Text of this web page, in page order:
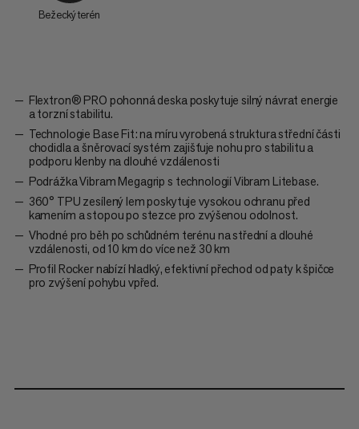
Bežecký terén
Flextron® PRO pohonná deska poskytuje silný návrat energie
a torzní stabilitu.
Technologie Base Fit: na míru vyrobená struktura střední části
chodidla a šněrovací systém zajišťuje nohu pro stabilitu a
podporu klenby na dlouhé vzdálenosti
Podrážka Vibram Megagrip s technologií Vibram Litebase.
360° TPU zesílený lem poskytuje vysokou ochranu před
kamením a stopou po stezce pro zvýšenou odolnost.
Vhodné pro běh po schůdném terénu na střední a dlouhé
vzdálenosti, od 10 km do více než 30 km
Profil Rocker nabízí hladký, efektivní přechod od paty k špičce
pro zvýšení pohybu vpřed.